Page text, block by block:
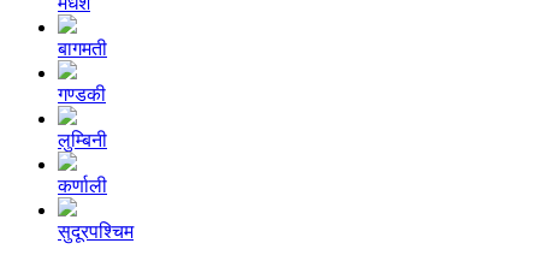
बागमती
गण्डकी
लुम्बिनी
कर्णाली
सुदूरपश्चिम